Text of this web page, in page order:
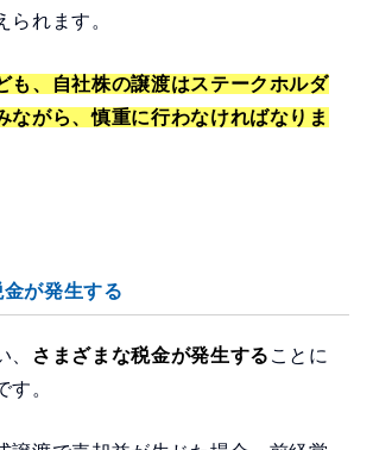
られます。
も、自社株の譲渡はステークホルダ
ながら、慎重に行わなければなりま
が発生する
、 さまざまな税金が発生する ことに
す。